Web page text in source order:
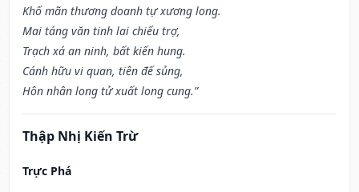
Khố mãn thương doanh tự xương long.
Mai táng văn tinh lai chiếu trợ,
Trạch xá an ninh, bất kiến hung.
Cánh hữu vi quan, tiên đế sủng,
Hôn nhân long tử xuất long cung.”
Thập Nhị Kiến Trừ
Trực Phá